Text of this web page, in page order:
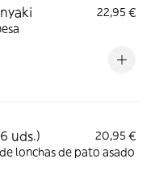
22,95 €
uds.)
20,95 €
lonchas de pato asado